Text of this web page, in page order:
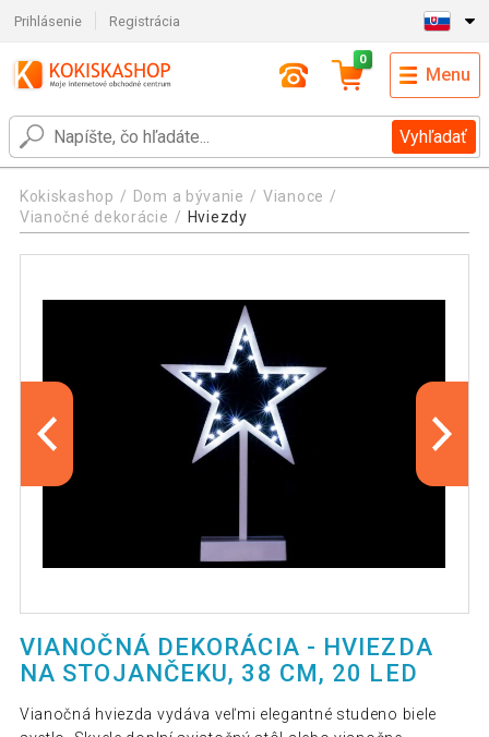
Prihlásenie Registrácia
Vyhľadať
0
Menu
Kokiskashop Dom a bývanie
Vianoce
Vianočné dekorácie
Hviezdy
VIANOČNÁ DEKORÁCIA - HVIEZDA
NA STOJANČEKU, 38 CM, 20 LED
Vianočná hviezda vydáva veľmi elegantné studeno biele